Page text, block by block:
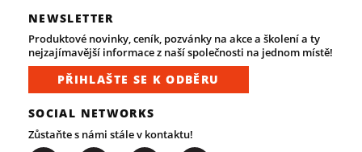
NEWSLETTER
Produktové novinky, ceník, pozvánky na akce a školení a ty
nejzajímavější informace z naší společnosti na jednom místě!
PŘIHLAŠTE SE K ODBĚRU
SOCIAL NETWORKS
Zůstaňte s námi stále v kontaktu!